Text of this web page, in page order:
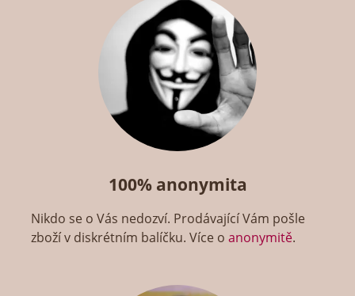
100% anonymita
Nikdo se o Vás nedozví. Prodávající Vám pošle
zboží v diskrétním balíčku. Více oanonymitě.